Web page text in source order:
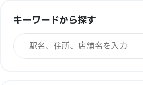
キーワードから探す